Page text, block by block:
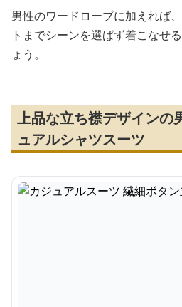
男性のワードローブに加えれば
トまでシーンを選ばず着こなせ
ょう。
上品な立ち襟デザインの
ュアルシャツスーツ